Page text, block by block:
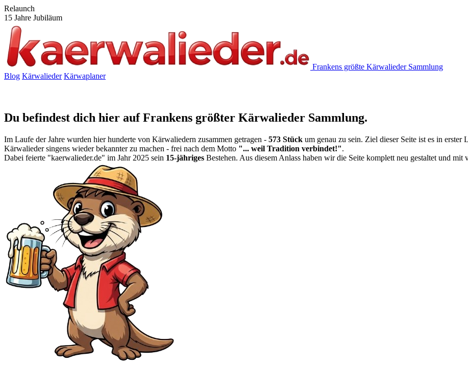
Relaunch
15 Jahre Jubiläum
Frankens größte Kärwalieder Sammlung
Blog Kärwalieder Kärwaplaner
Du befindest dich hier auf Frankens größter Kärwalieder Sammlung.
Im Laufe der Jahre wurden hier hunderte von Kärwaliedern zusammen getragen - 573 Stück um genau zu sein. Ziel dieser Seite ist es in
Kärwalieder singens wieder bekannter zu machen - frei nach dem Motto "... weil Tradition verbindet!".
Dabei feierte "kaerwalieder.de" im Jahr 2025 sein 15-jähriges Bestehen. Aus diesem Anlass haben wir die Seite komplett neu gestaltet und mit